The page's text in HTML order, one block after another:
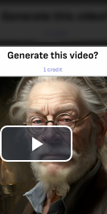
Play
Video